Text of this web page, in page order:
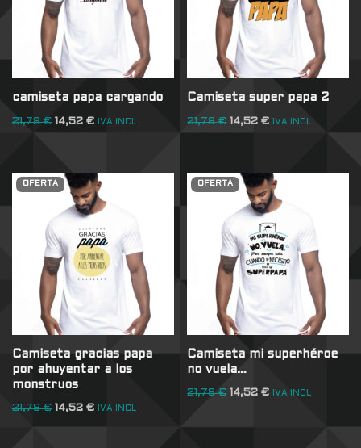
camiseta papa cargando
21,78€ 14,52 € IVA INCL
Camiseta super papa 2
21,78€ 14,52€ IVA INCL
OFERTA
Camiseta gracias papa
por ahuyentar a los
monstruos
21,78€ 14,52 € IVA INCL
OFERTA
Camiseta mi superhéroe
no vuela…
21,78€ 14,52€ IVA INCL